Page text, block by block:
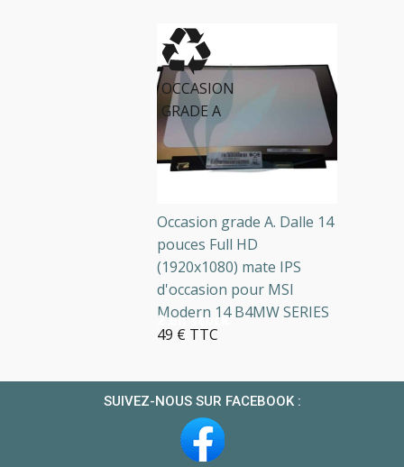
OCCASION
GRADE A
2 en stock
Occasion grade A. Dalle 14
pouces Full HD
(1920x1080) mate IPS
d'occasion pour MSI
Modern 14 B4MW SERIES
49 € TTC
SUIVEZ-NOUS SUR FACEBOOK :